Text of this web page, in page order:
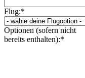
Flug:*
Optionen (sofern nicht
bereits enthalten):*